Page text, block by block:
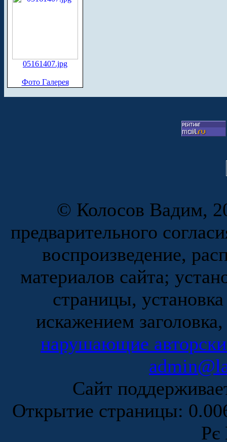
05161407.jpg
Фото Галерея
© Колосов Вадим,
предварительного
воспроизведение,
материалов сайта;
страницы,
искажением
нарушающие
Сайт
Открытие страницы:
Рє